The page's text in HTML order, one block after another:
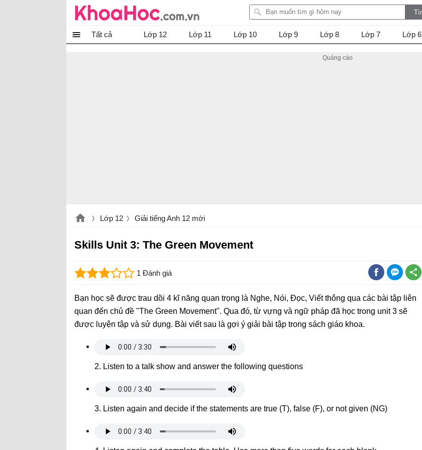
Tất cả Lớp 12 Lớp 11 Lớp 10 Lớp 9 Lớp 8 Lớp 7 Lớp 6
Lớp 12 Giải tiếng Anh 12 mới
Skills Unit 3: The Green Movement
1 Đánh giá
Bạn học sẽ được trau dồi 4 kĩ năng quan trọng là Nghe, Nói, Đọc, Viết thông qua các bài tập liên
quan đến chủ đề "The Green Movement". Qua đó, từ vựng và ngữ pháp đã học trong unit 3 sẽ
được luyện tập và sử dụng. Bài viết sau là gợi ý giải bài tập trong sách giáo khoa.
2. Listen to a talk show and answer the following questions
3. Listen again and decide if the statements are true (T), false (F), or not given (NG)